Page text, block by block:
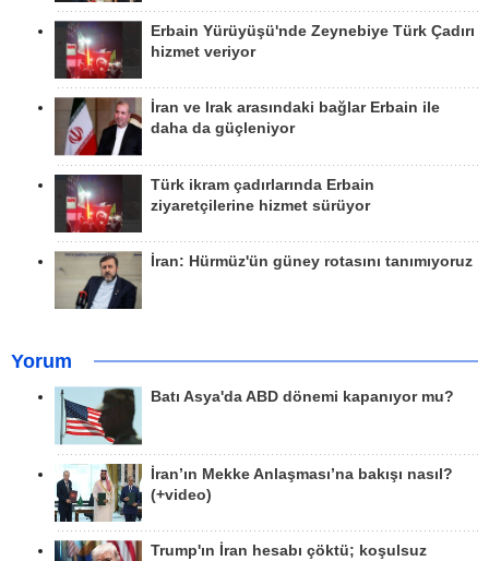
Erbain Yürüyüşü'nde Zeynebiye Türk Çadırı
hizmet veriyor
İran ve Irak arasındaki bağlar Erbain ile
daha da güçleniyor
Türk ikram çadırlarında Erbain
ziyaretçilerine hizmet sürüyor
İran: Hürmüz'ün güney rotasını tanımıyoruz
Yorum
Batı Asya'da ABD dönemi kapanıyor mu?
İran’ın Mekke Anlaşması’na bakışı nasıl?
(+video)
Trump'ın İran hesabı çöktü; koşulsuz